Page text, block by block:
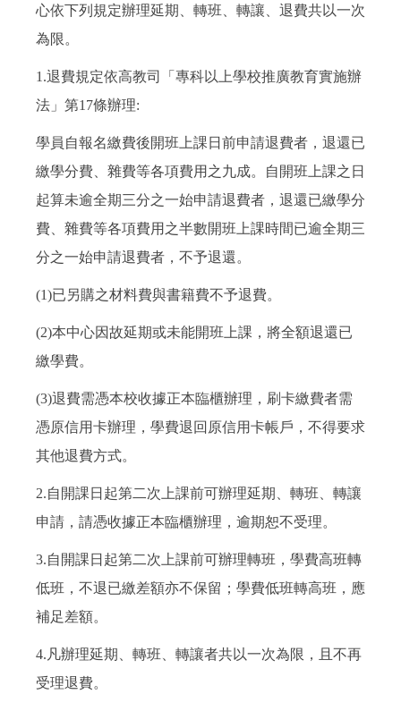
心依下列規定辦理延期、轉班、轉讓、退費共以一次
為限。
1.退費規定依高教司「專科以上學校推廣教育實施辦
法」第17條辦理:
學員自報名繳費後開班上課日前申請退費者，退還已
繳學分費、雜費等各項費用之九成。自開班上課之日
起算未逾全期三分之一始申請退費者，退還已繳學分
費、雜費等各項費用之半數開班上課時間已逾全期三
分之一始申請退費者，不予退還。
(1)已另購之材料費與書籍費不予退費。
(2)本中心因故延期或未能開班上課，將全額退還已
繳學費。
(3)退費需憑本校收據正本臨櫃辦理，刷卡繳費者需
憑原信用卡辦理，學費退回原信用卡帳戶，不得要求
其他退費方式。
2.自開課日起第二次上課前可辦理延期、轉班、轉讓
申請，請憑收據正本臨櫃辦理，逾期恕不受理。
3.自開課日起第二次上課前可辦理轉班，學費高班轉
低班，不退已繳差額亦不保留；學費低班轉高班，應
補足差額。
4.凡辦理延期、轉班、轉讓者共以一次為限，且不再
受理退費。